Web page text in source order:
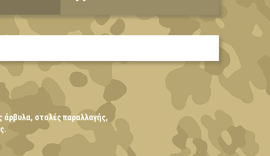
άρβυλα, στολές παραλλαγής,